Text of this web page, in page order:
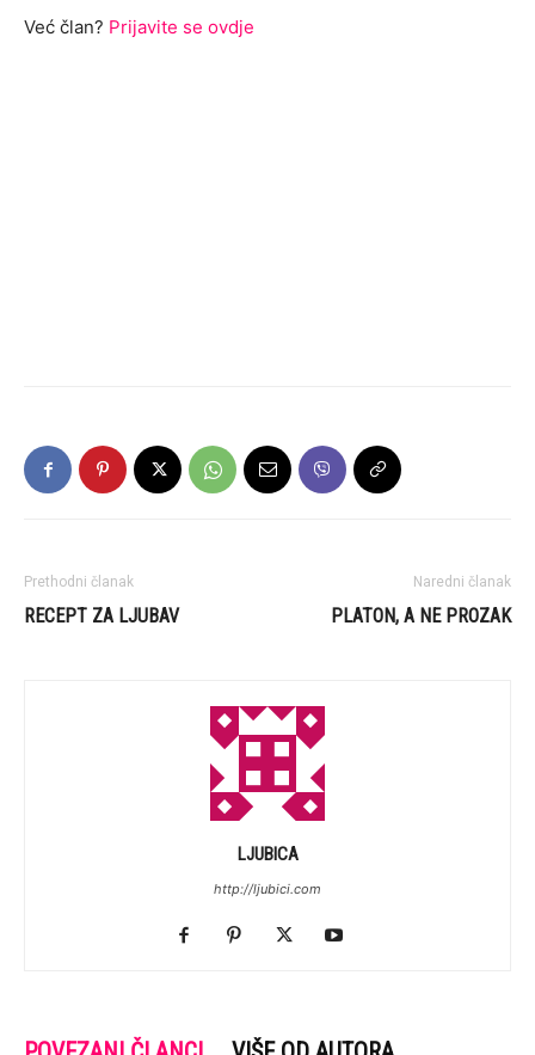
Već član? Prijavite se ovdje
Prethodni članak
RECEPT ZA LJUBAV
Naredni članak
PLATON, A NE PROZAK
LJUBICA
http://ljubici.com